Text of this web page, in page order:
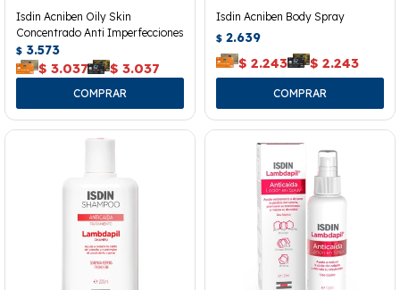
Isdin Acniben Oily Skin
Concentrado Anti Imperfecciones
$ 3.573
$ 3.037 $ 3.037
Isdin Acniben Body Spray
$ 2.639
$ 2.243 $ 2.243